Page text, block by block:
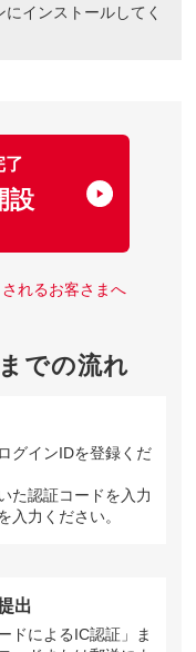
にインストールしてく
了
設
れるお客さまへ
での流れ
グインIDを登録くだ
た認証コードを入力
入力ください。
出
ドによるIC認証」ま